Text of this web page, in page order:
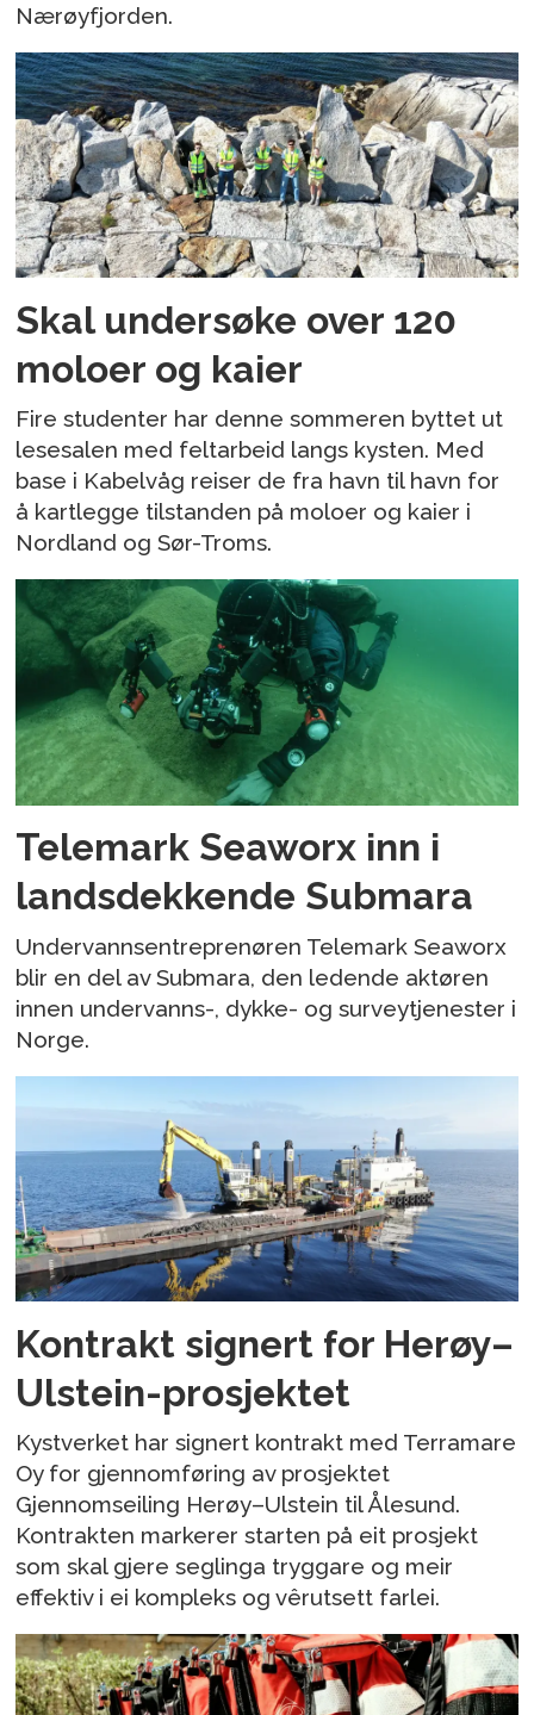
Nærøyfjorden.
Skal undersøke over 120
moloer og kaier
Fire studenter har denne sommeren byttet ut
lesesalen med feltarbeid langs kysten. Med
base i Kabelvåg reiser de fra havn til havn for
å kartlegge tilstanden på moloer og kaier i
Nordland og Sør-Troms.
Telemark Seaworx inn i
landsdekkende Submara
Undervannsentreprenøren Telemark Seaworx
blir en del av Submara, den ledende aktøren
innen undervanns-, dykke- og surveytjenester i
Norge.
Kontrakt signert for Herøy–
Ulstein-prosjektet
Kystverket har signert kontrakt med Terramare
Oy for gjennomføring av prosjektet
Gjennomseiling Herøy–Ulstein til Ålesund.
Kontrakten markerer starten på eit prosjekt
som skal gjere seglinga tryggare og meir
effektiv i ei kompleks og vêrutsett farlei.